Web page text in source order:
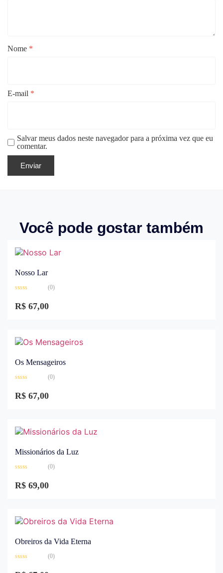
Nome *
E-mail *
Salvar meus dados neste navegador para a próxima vez que eu
comentar.
Você pode gostar também
Nosso Lar
0
de
(0)
R$ 67,00
Os Mensageiros
0
de
(0)
R$ 67,00
Missionários da Luz
0
de
(0)
R$ 69,00
Obreiros da Vida Eterna
0
(0)